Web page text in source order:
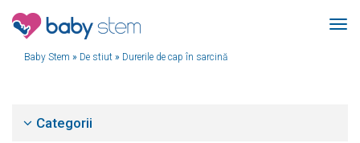
Baby Stem » De stiut » Durerile de cap în sarcină
Categorii